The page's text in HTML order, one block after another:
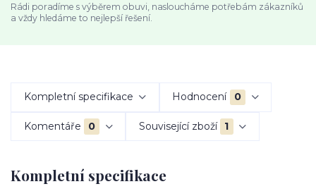
Rádi poradíme s výběrem obuvi, nasloucháme potřebám zákazníků
a vždy hledáme to nejlepší řešení.
Kompletní specifikace Hodnocení 0
Komentáře 0 Související zboží 1
Kompletní specifikace